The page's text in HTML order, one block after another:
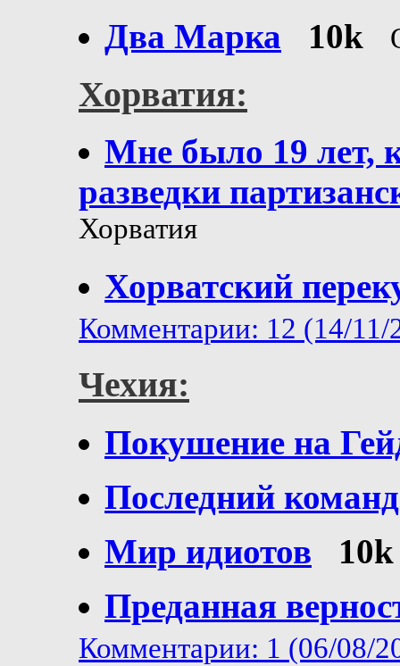
Два Марка 10k
Хорватия:
Мне было 19 лет,
разведки
Хорватия
Хорватский
Комментарии: 12 (14/11/
Чехия:
Покушение на
Последний
Мир идиотов
10k
Преданная
Комментарии: 1 (06/08/